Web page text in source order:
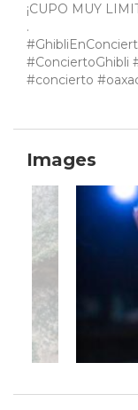
¡CUPO MUY
.
#ConciertoGhibli
#concierto
Images